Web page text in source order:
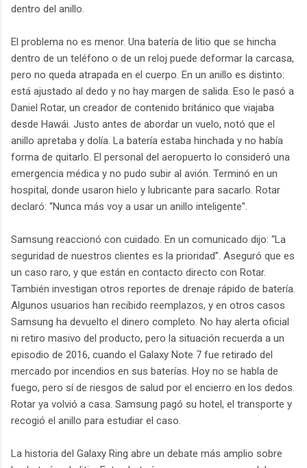
dentro del anillo.
El problema no es menor. Una batería de litio que se hincha
dentro de un teléfono o de un reloj puede deformar la carcasa,
pero no queda atrapada en el cuerpo. En un anillo es distinto:
está ajustado al dedo y no hay margen de salida. Eso le pasó a
Daniel Rotar, un creador de contenido británico que viajaba
desde Hawái. Justo antes de abordar un vuelo, notó que el
anillo apretaba y dolía. La batería estaba hinchada y no había
forma de quitarlo. El personal del aeropuerto lo consideró una
emergencia médica y no pudo subir al avión. Terminó en un
hospital, donde usaron hielo y lubricante para sacarlo. Rotar
declaró: “Nunca más voy a usar un anillo inteligente”.
Samsung reaccionó con cuidado. En un comunicado dijo: “La
seguridad de nuestros clientes es la prioridad”. Aseguró que es
un caso raro, y que están en contacto directo con Rotar.
También investigan otros reportes de drenaje rápido de batería.
Algunos usuarios han recibido reemplazos, y en otros casos
Samsung ha devuelto el dinero completo. No hay alerta oficial
ni retiro masivo del producto, pero la situación recuerda a un
episodio de 2016, cuando el Galaxy Note 7 fue retirado del
mercado por incendios en sus baterías. Hoy no se habla de
fuego, pero sí de riesgos de salud por el encierro en los dedos.
Rotar ya volvió a casa. Samsung pagó su hotel, el transporte y
recogió el anillo para estudiar el caso.
La historia del Galaxy Ring abre un debate más amplio sobre